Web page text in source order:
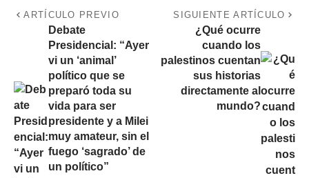
ARTÍCULO PREVIO
Debate
Presidencial: “Ayer
vi un ‘animal’
político que se
preparó toda su
vida para ser
presidente y a Milei
muy amateur, sin el
fuego ‘sagrado’ de
un político”
SIGUIENTE ARTÍCULO
¿Qué ocurre
cuando los
palestinos cuentan
sus historias
directamente al
mundo?